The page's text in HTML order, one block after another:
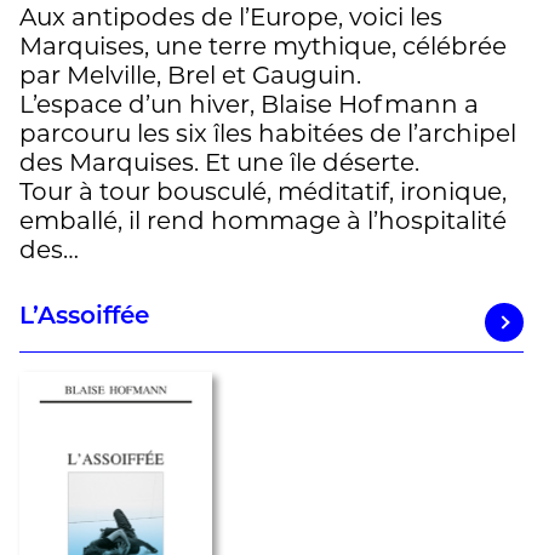
Aux antipodes de l’Europe, voici les
Marquises, une terre mythique, célébrée
par Melville, Brel et Gauguin.
L’espace d’un hiver, Blaise Hofmann a
parcouru les six îles habitées de l’archipel
des Marquises. Et une île déserte.
Tour à tour bousculé, méditatif, ironique,
emballé, il rend hommage à l’hospitalité
des…
L’Assoiffée